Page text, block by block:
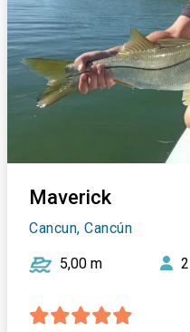
Maverick
Cancun, Cancún
5,00 m 2